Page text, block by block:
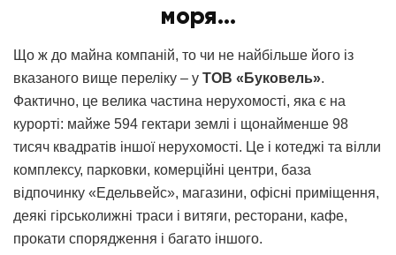
моря…
Що ж до майна компаній, то чи не найбільше його із
вказаного вище переліку – у ТОВ «Буковель».
Фактично, це велика частина нерухомості, яка є на
курорті: майже 594 гектари землі і щонайменше 98
тисяч квадратів іншої нерухомості. Це і котеджі та вілли
комплексу, парковки, комерційні центри, база
відпочинку «Едельвейс», магазини, офісні приміщення,
деякі гірськолижні траси і витяги, ресторани, кафе,
прокати спорядження і багато іншого.